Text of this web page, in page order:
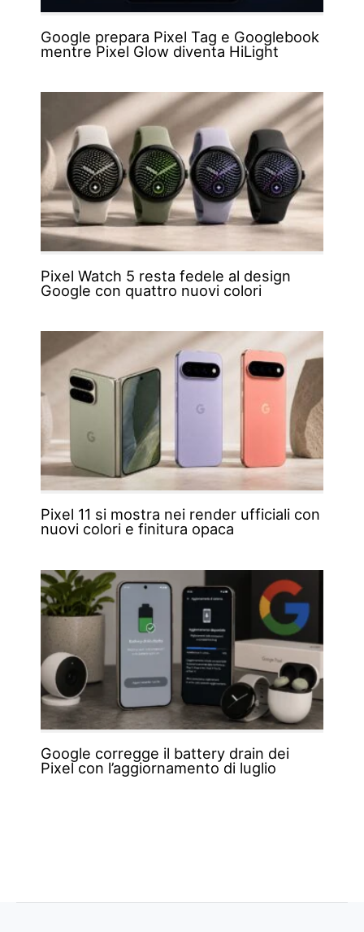
Google prepara Pixel Tag e Googlebook
mentre Pixel Glow diventa HiLight
Pixel Watch 5 resta fedele al design
Google con quattro nuovi colori
Pixel 11 si mostra nei render ufficiali con
nuovi colori e finitura opaca
Google corregge il battery drain dei
Pixel con l’aggiornamento di luglio